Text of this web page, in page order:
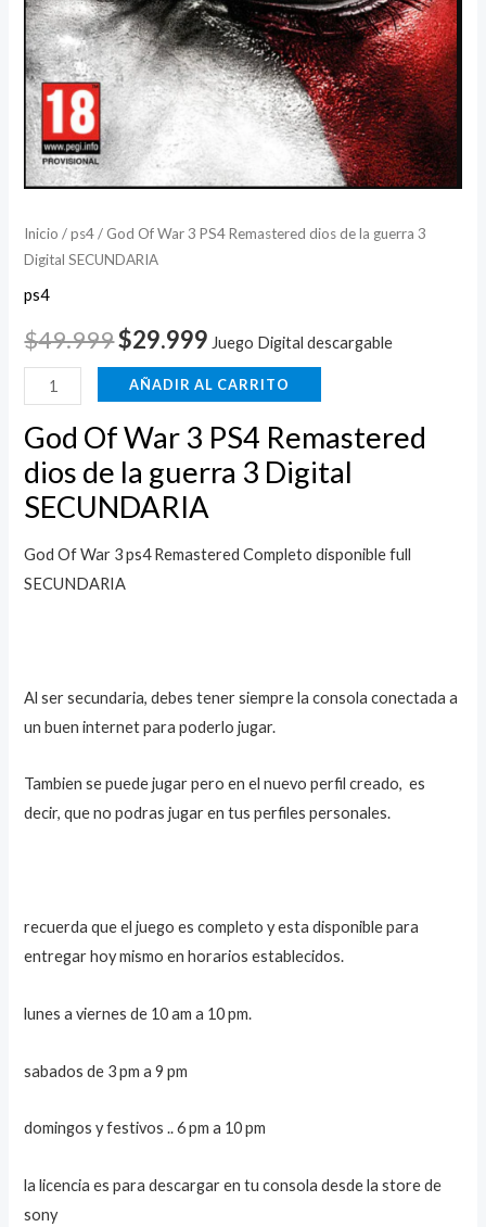
Inicio /ps4/ God Of War 3 PS4 Remastered dios de la guerra 3
Digital SECUNDARIA
ps4
$49.999$29.999 Juego Digital descargable
3
Digital
SECUNDARIA
cantidad
AÑADIR AL CARRITO
God Of War 3 PS4 Remastered
dios de la guerra 3 Digital
SECUNDARIA
God Of War 3 ps4 Remastered Completo disponible full
SECUNDARIA
Al ser secundaria, debes tener siempre la consola conectada a
un buen internet para poderlo jugar.
Tambien se puede jugar pero en el nuevo perfil creado, es
decir, que no podras jugar en tus perfiles personales.
recuerda que el juego es completo y esta disponible para
entregar hoy mismo en horarios establecidos.
lunes a viernes de 10 am a 10 pm.
sabados de 3 pm a 9 pm
domingos y festivos .. 6 pm a 10 pm
la licencia es para descargar en tu consola desde la store de
sony